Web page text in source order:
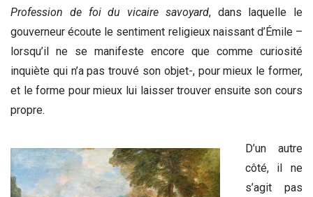
Profession de foi du vicaire savoyard, dans laquelle le
gouverneur écoute le sentiment religieux naissant d’Émile –
lorsqu’il ne se manifeste encore que comme curiosité
inquiète qui n’a pas trouvé son objet-, pour mieux le former,
et le forme pour mieux lui laisser trouver ensuite son cours
propre.
D’un autre
côté, il ne
s’agit pas